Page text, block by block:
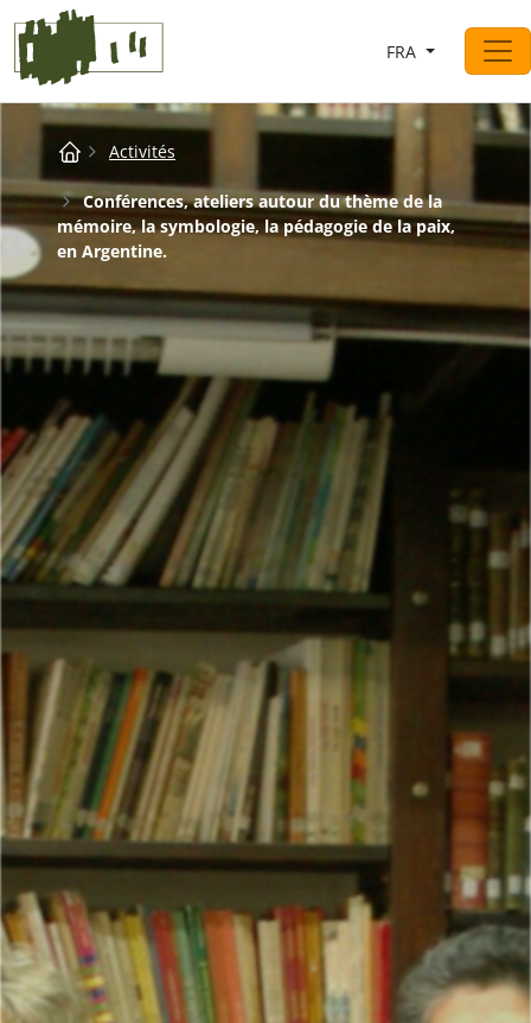
Saltar al contingut
Navigation principale
FRA
Breadcrumb
Activités
Conférences, ateliers autour du thème de la
mémoire, la symbologie, la pédagogie de la paix,
en Argentine.